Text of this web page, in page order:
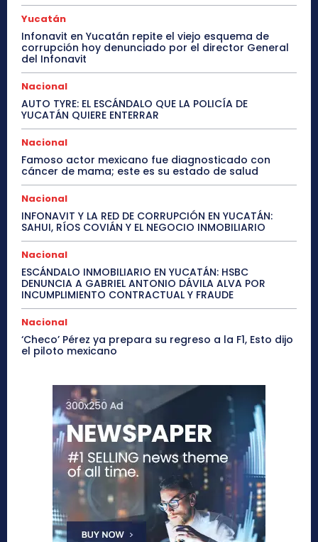
Yucatán
Infonavit en Yucatán repite el viejo esquema de
corrupción hoy denunciado por el director General
del Infonavit
Nacional
AUTO TYRE: EL ESCÁNDALO QUE LA POLICÍA DE
YUCATÁN QUIERE ENTERRAR
Nacional
Famoso actor mexicano fue diagnosticado con
cáncer de mama; este es su estado de salud
Nacional
INFONAVIT Y LA RED DE CORRUPCIÓN EN YUCATÁN:
SAHUI, RÍOS COVIÁN Y EL NEGOCIO INMOBILIARIO
Nacional
ESCÁNDALO INMOBILIARIO EN YUCATÁN: HSBC
DENUNCIA A GABRIEL ANTONIO DÁVILA ALVA POR
INCUMPLIMIENTO CONTRACTUAL Y FRAUDE
Nacional
‘Checo’ Pérez ya prepara su regreso a la F1, Esto dijo
el piloto mexicano